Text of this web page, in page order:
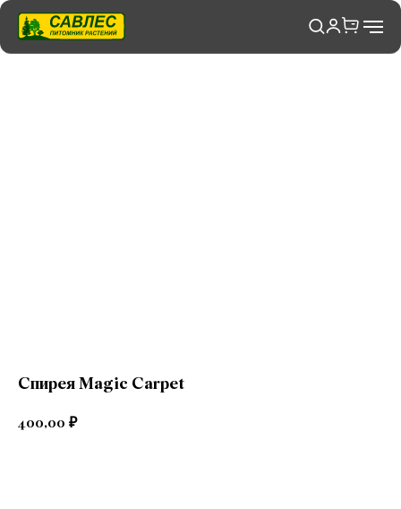
Спирея Magic Carpet
400,00 ₽